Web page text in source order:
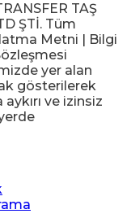
TAŞ
ŞTİ. Tüm
Metni | Bilgi
yer alan
gösterilerek
ve izinsiz